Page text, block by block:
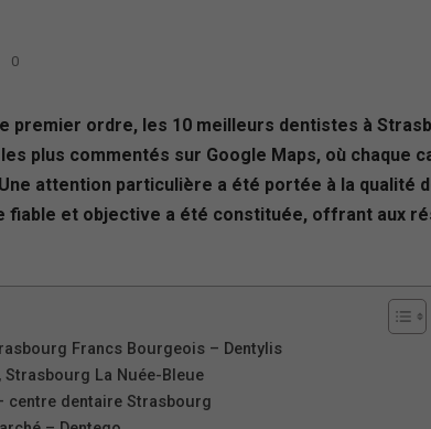
0
premier ordre, les 10 meilleurs dentistes à
plus commentés sur Google Maps, où
attention particulière a été portée à la qualité
fiable et objective a été constituée, offrant aux
Francs Bourgeois – Dentylis
La Nuée-Bleue
centre dentaire Strasbourg